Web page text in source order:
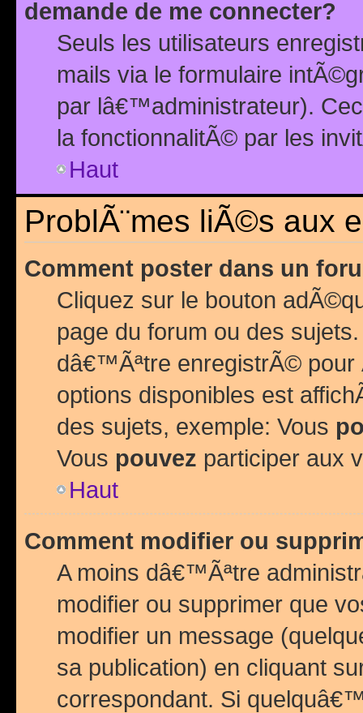
demande de me connecter?
Seuls les utilisateurs
mails via le formulaire
par lâ€™administrateur).
la fonctionnalitÃ© par les
Haut
ProblÃ¨mes liÃ©s aux
Comment poster dans un
Cliquez sur le bouton
page du forum ou des
dâ€™Ãªtre enregistrÃ©
options disponibles est
des sujets, exemple: Vous
Vous pouvez participer aux
Haut
Comment modifier ou
A moins dâ€™Ãªtre
modifier ou supprimer que
modifier un message
sa publication) en cliquant
correspondant. Si